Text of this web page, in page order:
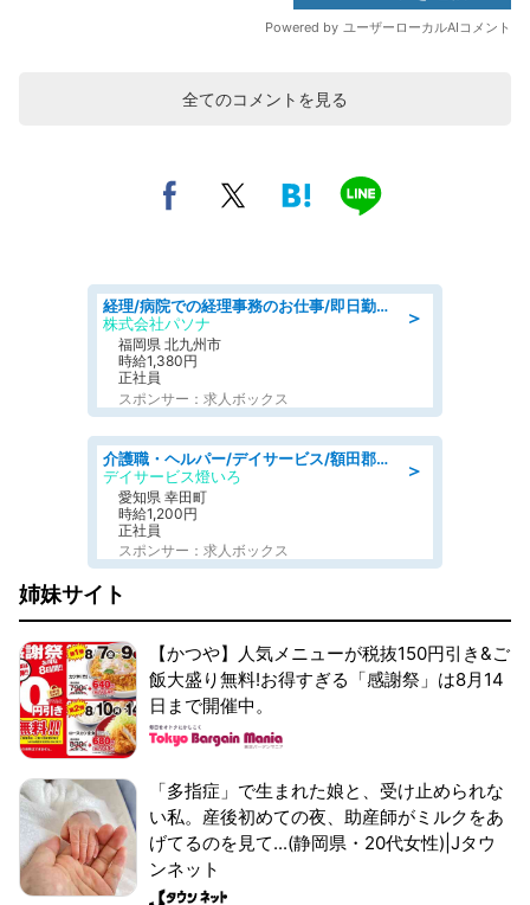
全てのコメントを見る
＞
経理/病院での経理事務のお仕事/即日勤務可/車通勤可/経理/一般事務
株式会社パソナ
福岡県 北九州市
時給1,380円
正社員
スポンサー：求人ボックス
＞
介護職・ヘルパー/デイサービス/額田郡幸田町/JR東海道本線 幸田/愛知県
デイサービス燈いろ
愛知県 幸田町
時給1,200円
正社員
スポンサー：求人ボックス
姉妹サイト
【かつや】人気メニューが税抜150円引き&ご
飯大盛り無料!お得すぎる「感謝祭」は8月14
日まで開催中。
「多指症」で生まれた娘と、受け止められな
い私。産後初めての夜、助産師がミルクをあ
げてるのを見て...(静岡県・20代女性)|Jタウ
ンネット